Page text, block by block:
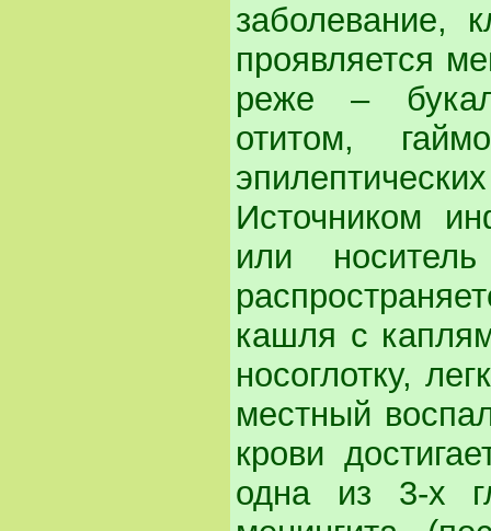
заболевание,
проявляется
реже –
отитом,
Источником
или
кашля с
носоглотку,
местный
крови
одна из 3-х